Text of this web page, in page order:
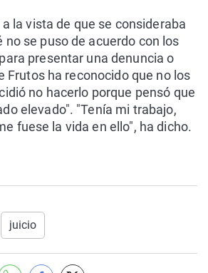
la vista de que se consideraba
no se puso de acuerdo con los
presentar una denuncia o
Frutos ha reconocido que no los
no hacerlo porque pensó que
elevado". "Tenía mi trabajo,
fuese la vida en ello", ha dicho.
juicio